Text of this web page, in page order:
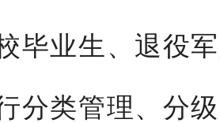
毕业生、退役
分类管理、分